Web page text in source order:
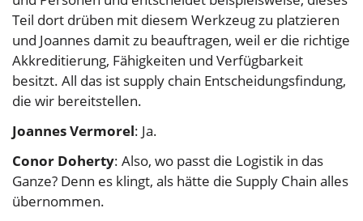
Teil dort drüben mit diesem Werkzeug zu platzieren
und Joannes damit zu beauftragen, weil er die richtige
Akkreditierung, Fähigkeiten und Verfügbarkeit
besitzt. All das ist supply chain Entscheidungsfindung,
die wir bereitstellen.
Joannes Vermorel: Ja.
Conor Doherty: Also, wo passt die Logistik in das
Ganze? Denn es klingt, als hätte die Supply Chain alles
übernommen.